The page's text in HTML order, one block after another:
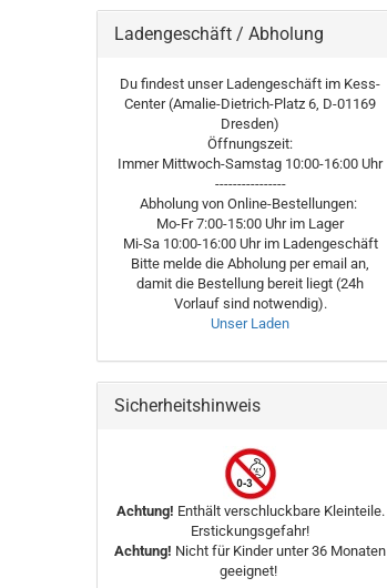
Ladengeschäft / Abholung
Du findest unser Ladengeschäft im Kess-
Center (Amalie-Dietrich-Platz 6, D-01169
Dresden)
Öffnungszeit:
Immer Mittwoch-Samstag 10:00-16:00 Uhr
----------------
Abholung von Online-Bestellungen:
Mo-Fr 7:00-15:00 Uhr im Lager
Mi-Sa 10:00-16:00 Uhr im Ladengeschäft
Bitte melde die Abholung per email an,
damit die Bestellung bereit liegt (24h
Vorlauf sind notwendig).
Unser Laden
Sicherheitshinweis
Achtung! Enthält verschluckbare Kleinteile.
Erstickungsgefahr!
Achtung! Nicht für Kinder unter 36 Monaten
geeignet!